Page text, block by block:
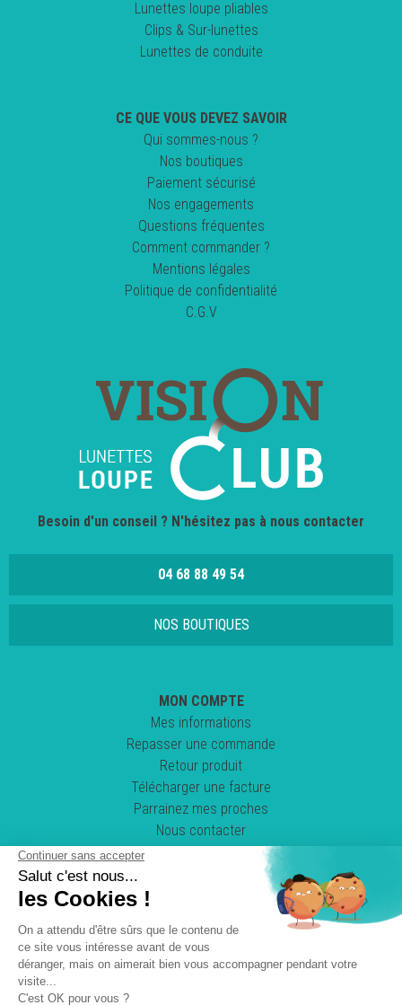
Lunettes loupe pliables
Clips & Sur-lunettes
Lunettes de conduite
CE QUE VOUS DEVEZ SAVOIR
Qui sommes-nous ?
Nos boutiques
Paiement sécurisé
Nos engagements
Questions fréquentes
Comment commander ?
Mentions légales
Politique de confidentialité
C.G.V
Besoin d'un conseil ? N'hésitez pas à nous contacter
04 68 88 49 54
NOS BOUTIQUES
MON COMPTE
Mes informations
Repasser une commande
Retour produit
Télécharger une facture
Parrainez mes proches
Nous contacter